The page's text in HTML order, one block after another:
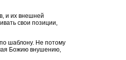
и их внешней
свои позиции,
шаблону. Не потому
Божию внушению,